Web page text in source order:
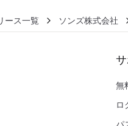
ース一覧 ソンズ株式会社
無
ロ